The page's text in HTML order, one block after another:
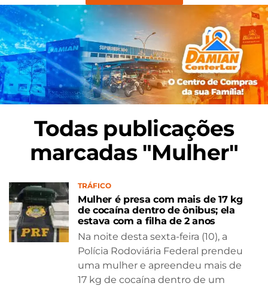
Todas publicações
marcadas "Mulher"
TRÁFICO
Mulher é presa com mais de 17 kg
de cocaína dentro de ônibus; ela
estava com a filha de 2 anos
Na noite desta sexta-feira (10), a
Polícia Rodoviária Federal prendeu
uma mulher e apreendeu mais de
17 kg de cocaína dentro de um